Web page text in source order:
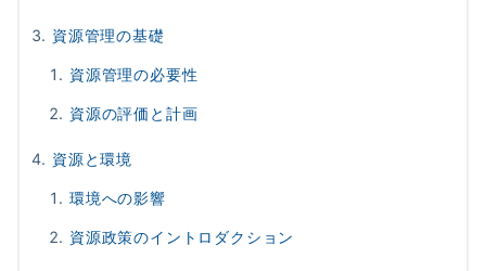
資源管理の基礎
資源管理の必要性
資源の評価と計画
資源と環境
環境への影響
資源政策のイントロダクション